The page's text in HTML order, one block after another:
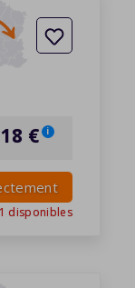
€ i
1 disponibles